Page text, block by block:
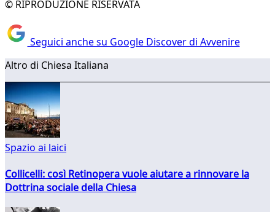
© RIPRODUZIONE RISERVATA
Seguici anche su Google Discover di Avvenire
Altro di Chiesa Italiana
Spazio ai laici
Collicelli: così Retinopera vuole aiutare a rinnovare la
Dottrina sociale della Chiesa